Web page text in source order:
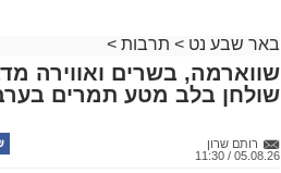
באר שבע נט > תרבות >
שווארמה, בשרים ואווירה
שולחן בלב מטע תמרים
רותם שרון
05.08.26 / 11:30